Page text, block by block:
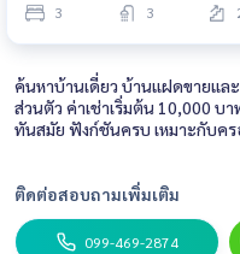
3 3
ค้นหาบ้านเดี่ยว บ้านแฝดขายแล
ส่วนตัว ค่าเช่าเริ่มต้น 10,000 บ
ทันสมัย ฟังก์ชันครบ เหมาะกับค
ติดต่อสอบถามเพิ่มเติม
099-469-2874